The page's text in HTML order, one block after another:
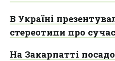
В Україні
стереотипи про
На Закарпатті